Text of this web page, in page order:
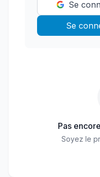
Se
Se
Pas
Soyez le